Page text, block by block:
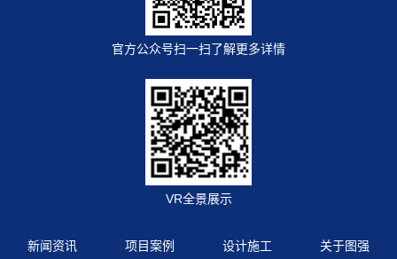
官方公众号扫一扫了解更多详情
VR全景展示
新闻资讯 项目案例 设计施工 关于图强